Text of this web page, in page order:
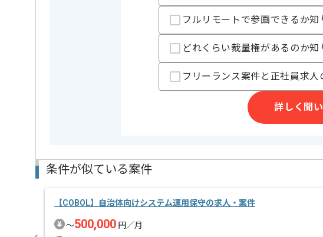
今回はキャッシュレス決済システムDBバージョンアップ対応案件
データベースエンジニアとしての実務経験を活かしたい方にお勧めです
基本的には一部リモートでの作業を見込んでおります。
フルリモートで参画できるか知
どれくらい裁量権があるのか知
フリーランス案件と正社員求人
詳しく聞
条件が似ている案件
【COBOL】自治体向けシステム運用保守の求人・案件
〜500,000 円／月